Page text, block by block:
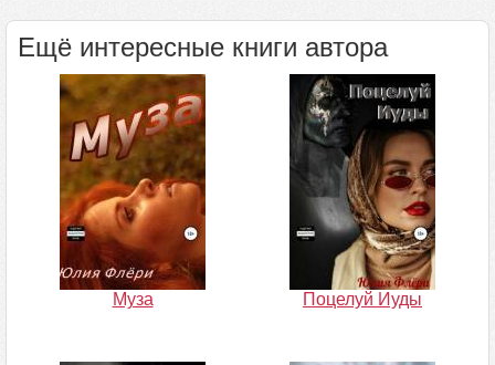
Ещё интересные книги автора
Муза Поцелуй Иуды